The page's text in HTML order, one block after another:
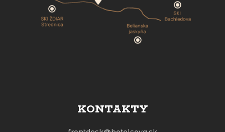
KONTAKTY